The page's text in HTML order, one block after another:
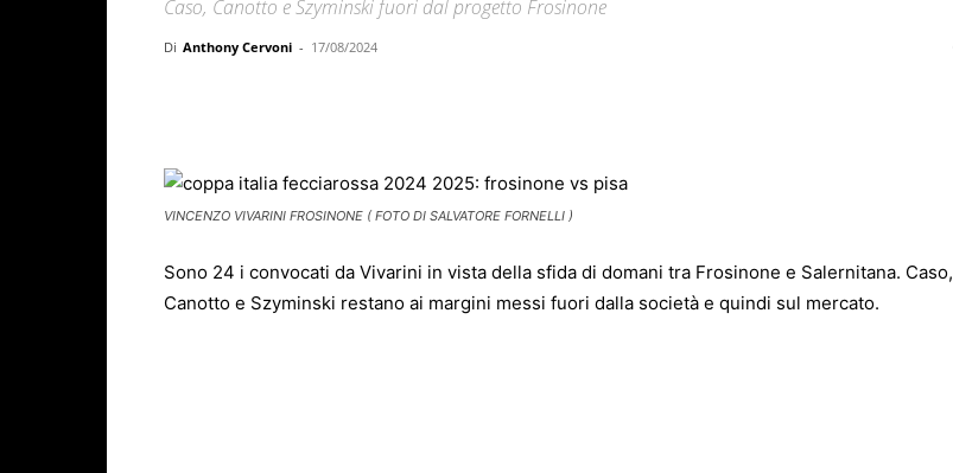
Caso, Canotto e Szyminski fuori dal progetto Frosinone
Di Anthony Cervoni - 17/08/2024
VINCENZO VIVARINI FROSINONE ( FOTO DI SALVATORE FORNELLI )
Sono 24 i convocati da Vivarini in vista della sfida di domani tra Frosinone e Salernitana. Caso,
Canotto e Szyminski restano ai margini messi fuori dalla società e quindi sul mercato.